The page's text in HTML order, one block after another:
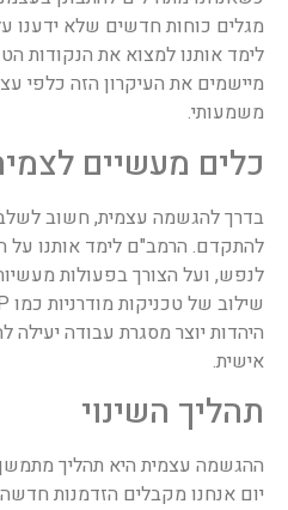
מגלים כוחות חדשים שלא ידענו
לימד אותנו למצוא את הנקודות
מיישמים את העיקרון הזה כלפי
משמעותי.
כלים מעשיים
בדרך להגשמה עצמית, חשוב
להתקדם. הרמב"ם לימד אותנו על
לנפש, ועל הצורך בפעולות
היהדות יוצר מסגרת עבודה
אישית.
תהליך השינוי
ההגשמה עצמית היא תהליך
יום אנחנו מקבלים הזדמנות